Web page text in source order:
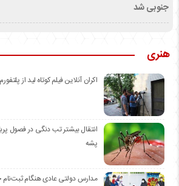
جنوبی شد
هنری
اکران آنلاین فیلم کوتاه لید از
انتقال بیشتر تب دنگی در فصول
پشه
مدارس دولتی عادی هنگام ثبت‌نام